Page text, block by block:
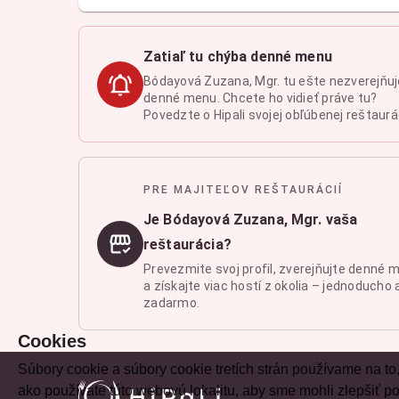
Zatiaľ tu chýba denné menu
Bódayová Zuzana, Mgr. tu ešte
denné menu. Chcete ho vidieť práve tu?
Povedzte o Hipali svojej obľúbenej
PRE MAJITEĽOV REŠTAURÁCIÍ
Je Bódayová Zuzana, Mgr. vaša
reštaurácia?
Prevezmite svoj profil, zverejňujte denné
a získajte viac hostí z okolia – jednoducho
zadarmo.
Cookies
Súbory cookie a súbory cookie tretích strán používame na
ako používate túto webovú lokalitu, aby sme mohli zlepšiť